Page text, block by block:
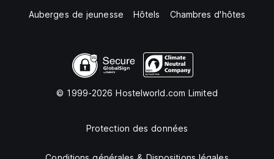
Auberges de jeunesse Hôtels Chambres d'hôtes
© 1999-2026 Hostelworld.com Limited
Protection des données